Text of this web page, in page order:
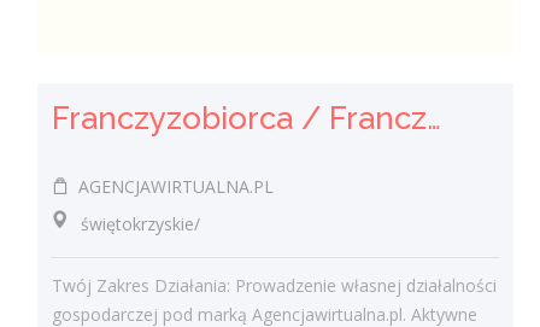
Franczyzobiorca / Franczyzobiorczyni Agencji Marketingowej
AGENCJAWIRTUALNA.PL
świętokrzyskie/
Twój Zakres Działania: Prowadzenie własnej działalności
gospodarczej pod marką Agencjawirtualna.pl. Aktywne